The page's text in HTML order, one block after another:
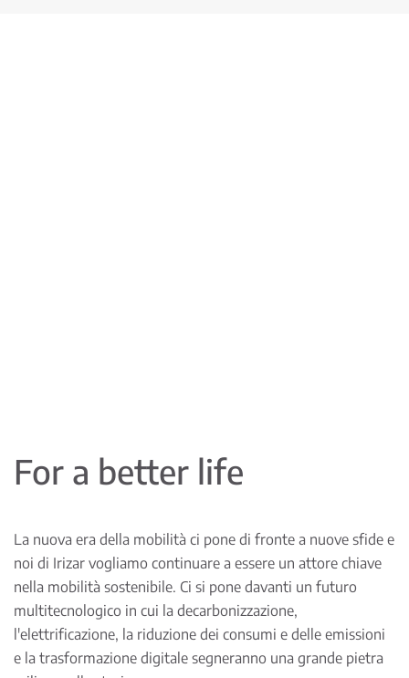
For a better life
La nuova era della mobilità ci pone di fronte a nuove sfide e
noi di Irizar vogliamo continuare a essere un attore chiave
nella mobilità sostenibile. Ci si pone davanti un futuro
multitecnologico in cui la decarbonizzazione,
l'elettrificazione, la riduzione dei consumi e delle emissioni
e la trasformazione digitale segneranno una grande pietra